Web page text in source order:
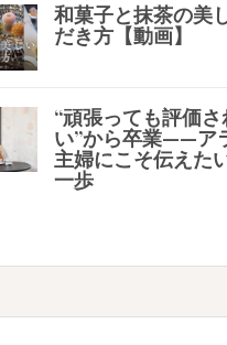
和菓子と抹茶の美
だき方【動画】
“頑張っても評価さ
い”から卒業——ア
主婦にこそ伝えた
一歩